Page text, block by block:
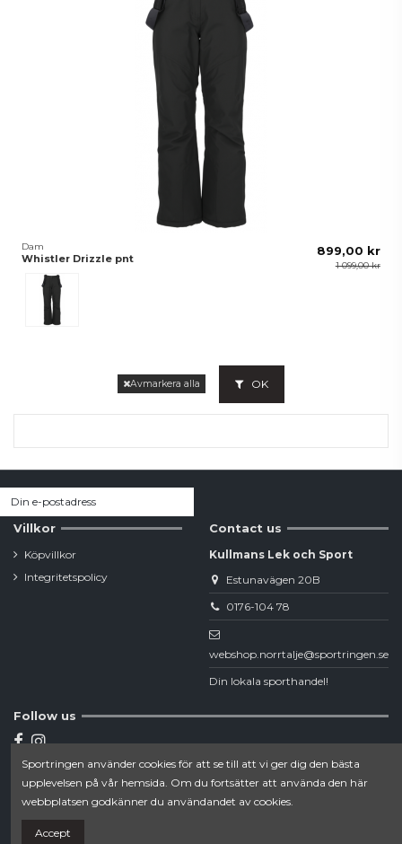
Dam
Whistler Drizzle pnt
Svart
899,00 kr
1 099,00 kr
Avmarkera alla OK
Villkor
Köpvillkor
Integritetspolicy
Contact us
Kullmans Lek och Sport
Estunavägen 20B
0176-104 78
webshop.norrtalje@sportringen.se
Din lokala sporthandel!
Follow us
Newsletter
Sportringen använder cookies för att se till att vi ger dig den bästa
upplevelsen på vår hemsida. Om du fortsätter att använda den här
webbplatsen godkänner du användandet av cookies.
Accept